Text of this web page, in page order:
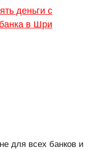
деньги с
в Шри
для всех банков и